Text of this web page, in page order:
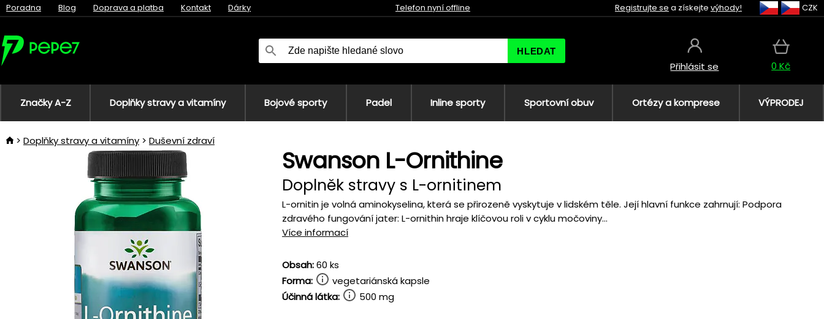
Poradna Blog Doprava a platba Kontakt Dárky Telefon nyní offline Registrujte se a získejte výhody! CZK
HLEDAT
Přihlásit se 0 Kč
Značky A-Z Doplňky stravy a vitamíny Bojové sporty Padel Inline sporty Sportovní obuv Ortézy a komprese VÝPRODEJ
Doplňky stravy a vitamíny Duševní zdraví
Swanson L-Ornithine
Doplněk stravy s L-ornitinem
L-ornitin je volná aminokyselina, která se přirozeně vyskytuje v lidském těle. Její hlavní funkce zahrnují: Podpora
zdravého fungování jater: L-ornithin hraje klíčovou roli v cyklu močoviny...
Více informací
Obsah:60 ks
Forma:
vegetariánská kapsle
Účinná látka:
500 mg